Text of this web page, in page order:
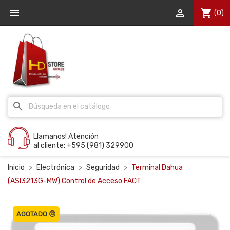
 shopping_cart (0)

search
Llamanos! Atención
al cliente: +595 (981) 329900
Inicio Electrónica Seguridad
Terminal Dahua
(ASI3213G-MW) Control de Acceso FACT
AGOTADO 😔